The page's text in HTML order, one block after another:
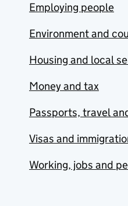
Employing people
Environment and
Housing and local
Money and tax
Passports, travel
Visas and
Working, jobs and